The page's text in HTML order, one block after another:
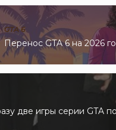
GTA 6
Перенос GTA 6 на 2026
две игры серии GTA